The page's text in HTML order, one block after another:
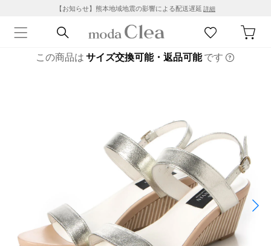
【お知らせ】熊本地域地震の影響による配送遅延 詳細
この商品は サイズ交換可能・返品可能です